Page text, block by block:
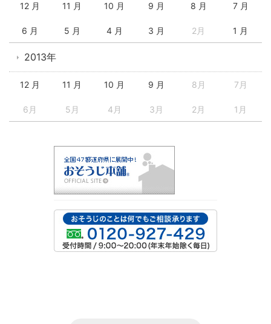
12 月 11 月 10 月 9 月 8 月 7 月
6 月 5 月 4 月 3 月 2月 1 月
2013年
12 月 11 月 10 月 9 月 8月 7月
6月 5月 4月 3月 2月 1月